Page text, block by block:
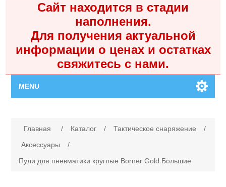
Сайт находится в стадии
наполнения.
Для получения актуальной
информации о ценах и остатках
свяжитесь с нами.
MENU
Каталог
Главная / Каталог / Тактическое снаряжение
/
Аксессуары
/
Пули для пневматики круглые Borner Gold Большие